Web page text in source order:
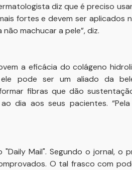
diz que é preciso
fortes e devem ser aplicados
machucar a pele”, diz.
a eficácia do colágeno
pode ser um aliado da
fibras que dão
dia aos seus pacientes.
Mail". Segundo o jornal, o
O tal frasco com